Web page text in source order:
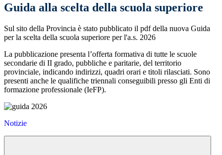
Guida alla scelta della scuola superiore
Sul sito della Provincia è stato pubblicato il pdf della nuova Guida
per la scelta della scuola superiore per l'a.s. 2026
La pubblicazione presenta l’offerta formativa di tutte le scuole
secondarie di II grado, pubbliche e paritarie, del territorio
provinciale, indicando indirizzi, quadri orari e titoli rilasciati. Sono
presenti anche le qualifiche triennali conseguibili presso gli Enti di
formazione professionale (IeFP).
Notizie